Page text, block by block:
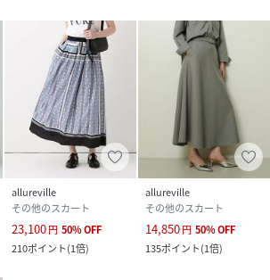
allureville
その他のスカート
23,100円 50%OFF
210ポイント(1倍)
allureville
その他のスカート
14,850円 50%OFF
135ポイント(1倍)